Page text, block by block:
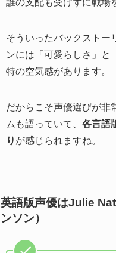
誰の支配も受けずに戦場
そういったバックストー
ンには「可愛らしさ」と
特の空気感があります。
だからこそ声優選びが非
ムも語っていて、 各言語
り が感じられますね。
英語版声優はJulie
ンソン）